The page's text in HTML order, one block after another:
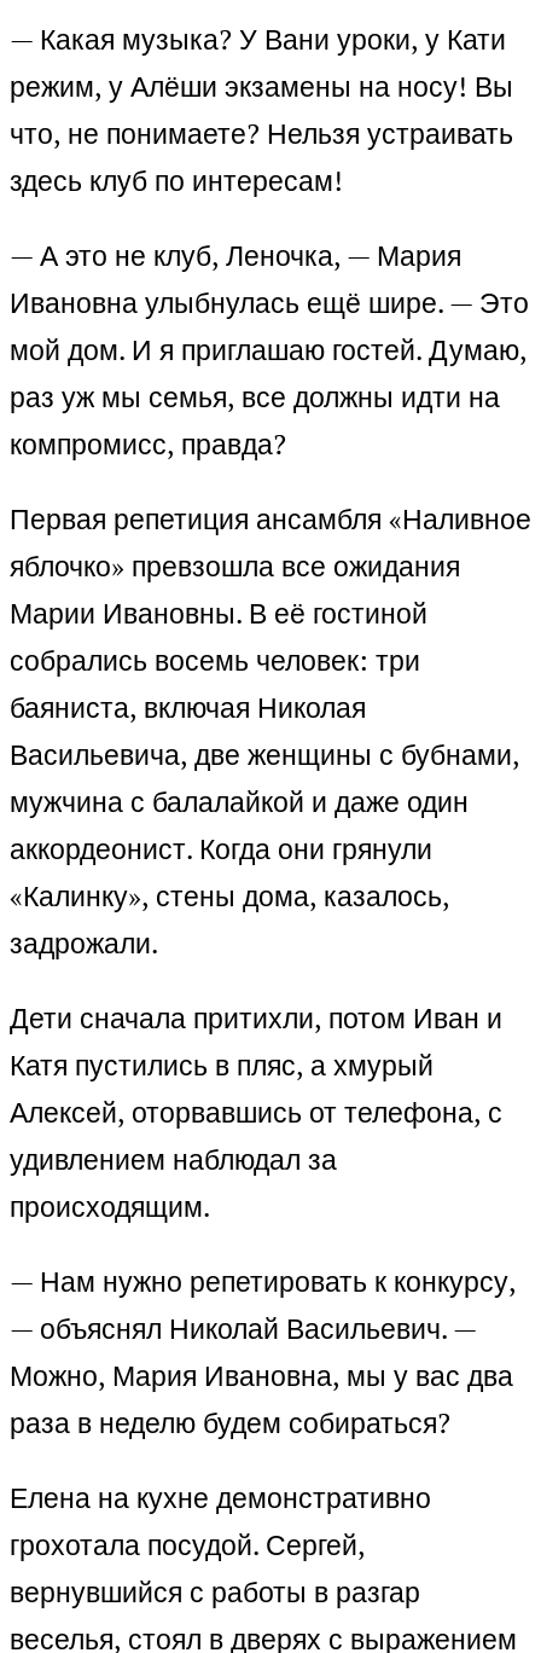
— Какая музыка? У Вани уроки, у Кати
режим, у Алёши экзамены на носу! Вы
что, не понимаете? Нельзя устраивать
здесь клуб по интересам!
— А это не клуб, Леночка, — Мария
Ивановна улыбнулась ещё шире. — Это
мой дом. И я приглашаю гостей. Думаю,
раз уж мы семья, все должны идти на
компромисс, правда?
Первая репетиция ансамбля «Наливное
яблочко» превзошла все ожидания
Марии Ивановны. В её гостиной
собрались восемь человек: три
баяниста, включая Николая
Васильевича, две женщины с бубнами,
мужчина с балалайкой и даже один
аккордеонист. Когда они грянули
«Калинку», стены дома, казалось,
задрожали.
Дети сначала притихли, потом Иван и
Катя пустились в пляс, а хмурый
Алексей, оторвавшись от телефона, с
удивлением наблюдал за
происходящим.
— Нам нужно репетировать к конкурсу,
— объяснял Николай Васильевич. —
Можно, Мария Ивановна, мы у вас два
раза в неделю будем собираться?
Елена на кухне демонстративно
грохотала посудой. Сергей,
вернувшийся с работы в разгар
веселья, стоял в дверях с выражением